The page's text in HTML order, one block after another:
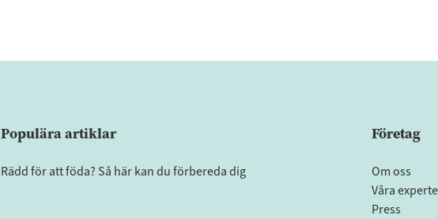
Populära artiklar
Rädd för att föda? Så här kan du förbereda dig
Företag
Om oss
Våra
Press